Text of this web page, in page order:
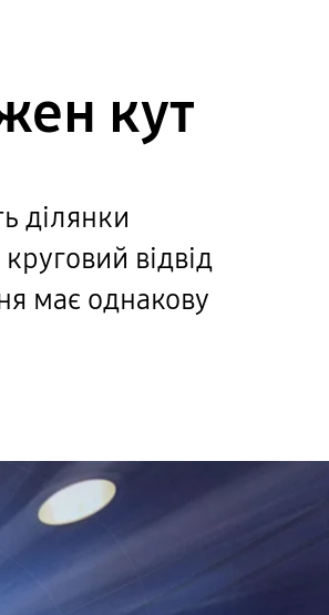
кут
ділянки
відвід
має однакову